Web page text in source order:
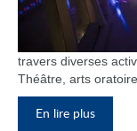
travers diverses
Théâtre, arts
En lire plus